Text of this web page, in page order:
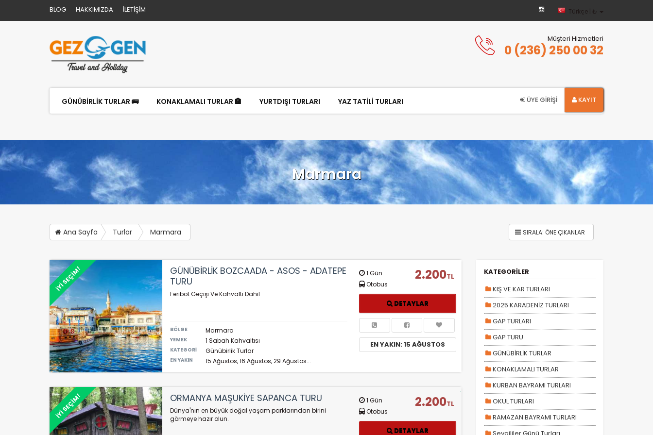
BLOG HAKKIMIZDA İLETİŞİM Türkçe | ₺
Müşteri Hizmetleri
0 (236) 250 00 32
GÜNÜBİRLİK TURLAR 🚌 KONAKLAMALI TURLAR 🏣 YURTDIŞI TURLARI YAZ TATİLİ TURLARI ÜYE GİRİŞİ KAYIT
Marmara
Ana Sayfa Turlar Marmara
İYİ SEÇİM!
GÜNÜBİRLİK BOZCAADA - ASOS - ADATEPE
TURU
Feribot Geçişi Ve Kahvaltı Dahil
BÖLGE Marmara
YEMEK 1 Sabah Kahvaltısı
KATEGORİ Günübirlik Turlar
EN YAKIN 15 Ağustos, 16 Ağustos, 29 Ağustos...
1 Gün
Otobus
2.200TL
DETAYLAR
EN YAKIN: 15 AĞUSTOS
İYİ SEÇİM! ORMANYA MAŞUKİYE SAPANCA TURU
Dünya'nın en büyük doğal yaşam parklarından birini
görmeye hazır olun.
1 Gün
Otobus
2.200TL
DETAYLAR
KATEGORİLER
KIŞ VE KAR TURLARI
2025 KARADENİZ TURLARI
GAP TURLARI
GAP TURU
GÜNÜBİRLİK TURLAR
KONAKLAMALI TURLAR
KURBAN BAYRAMI TURLARI
OKUL TURLARI
RAMAZAN BAYRAMI TURLARI